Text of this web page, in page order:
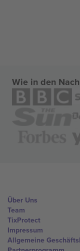
Wie in den
Über Uns
Team
TixProtect
Impressum
Allgemeine